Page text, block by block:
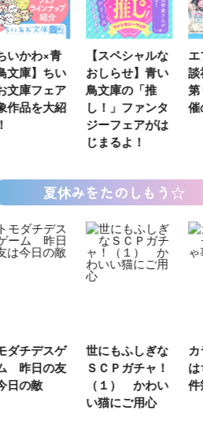
かわ×青
庫】ちい
庫フェア
品を大紹
【スペシャルな
おしらせ】青い
鳥文庫の「推
し！」ファンタ
ジーフェアがは
じまるよ！
エ
談
第
催の
夏休みをたのしもう☆
チデスゲ
昨日の友
の敵
世にもふしぎな
ＳＣＰガチャ！
（１） かわい
い猫にご用心
カ
は
件簿